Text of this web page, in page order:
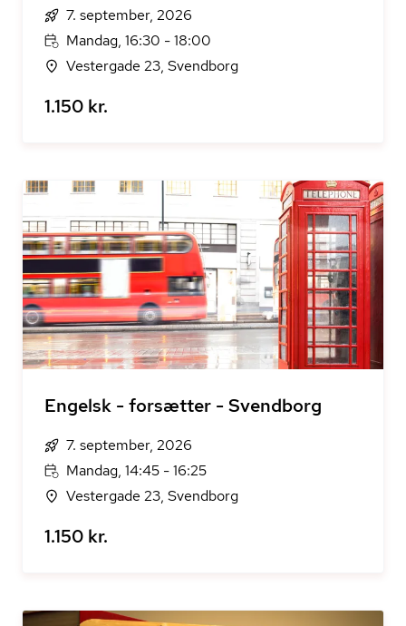
7. september, 2026
Mandag, 16:30 - 18:00
Vestergade 23, Svendborg
1.150 kr.
Engelsk - forsætter - Svendborg
7. september, 2026
Mandag, 14:45 - 16:25
Vestergade 23, Svendborg
1.150 kr.